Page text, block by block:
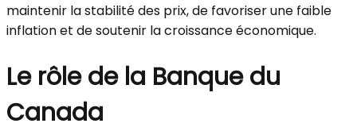
maintenir la stabilité des prix, de favoriser une faible
inflation et de soutenir la croissance économique.
Le rôle de la Banque du
Canada